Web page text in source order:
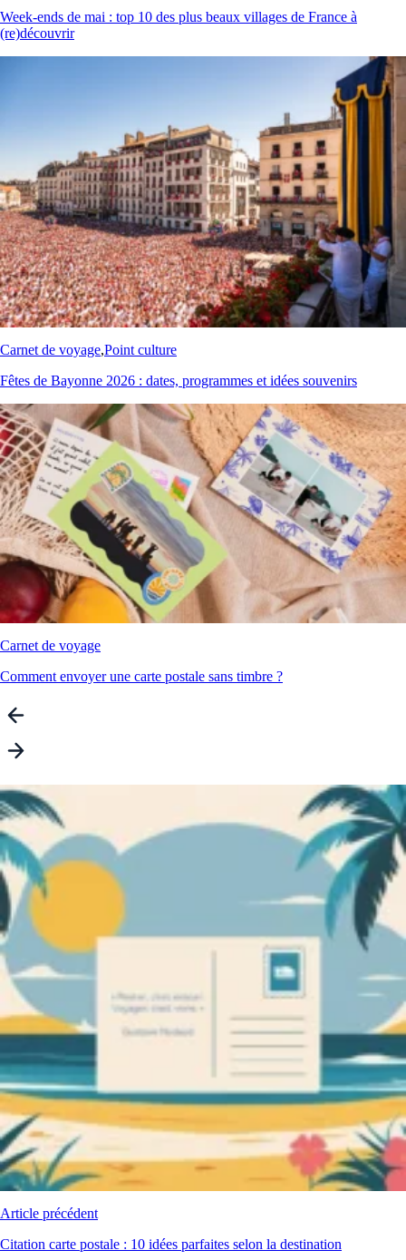
Week‑ends de mai : top 10 des plus beaux villages de France à
(re)découvrir
Carnet de voyage,Point culture
Fêtes de Bayonne 2026 : dates, programmes et idées souvenirs
Carnet de voyage
Comment envoyer une carte postale sans timbre ?
Article précédent
Citation carte postale : 10 idées parfaites selon la destination